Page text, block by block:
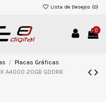
Lista de Desejos (0)
0
Placas Gráficas
A4000 20GB GDDR6